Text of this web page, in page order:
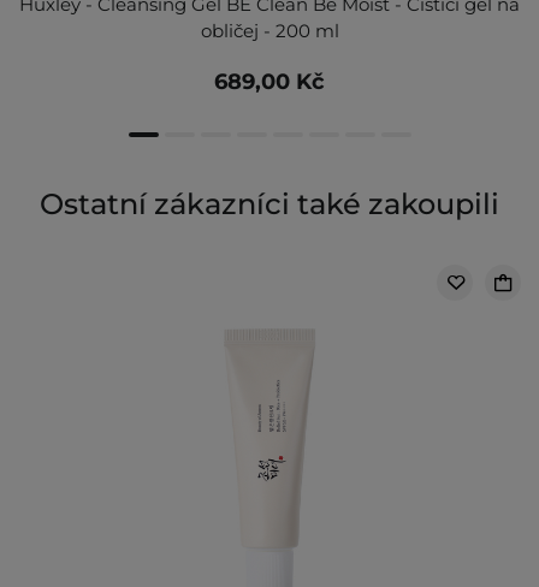
Huxley - Cleansing Gel BE Clean Be Moist - Čisticí gel na
obličej - 200 ml
689,00 Kč
Ostatní zákazníci také zakoupili